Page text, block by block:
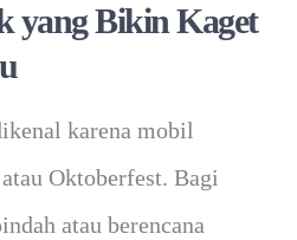
yang Bikin Kaget
karena mobil
Oktoberfest. Bagi
atau berencana